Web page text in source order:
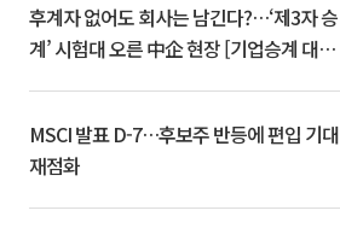
후계자 없어도 회사는 남긴다?…‘제3자 승
계’ 시험대 오른 中企 현장 [기업승계 대전
MSCI 발표 D-7…후보주 반등에 편입 기대
재점화